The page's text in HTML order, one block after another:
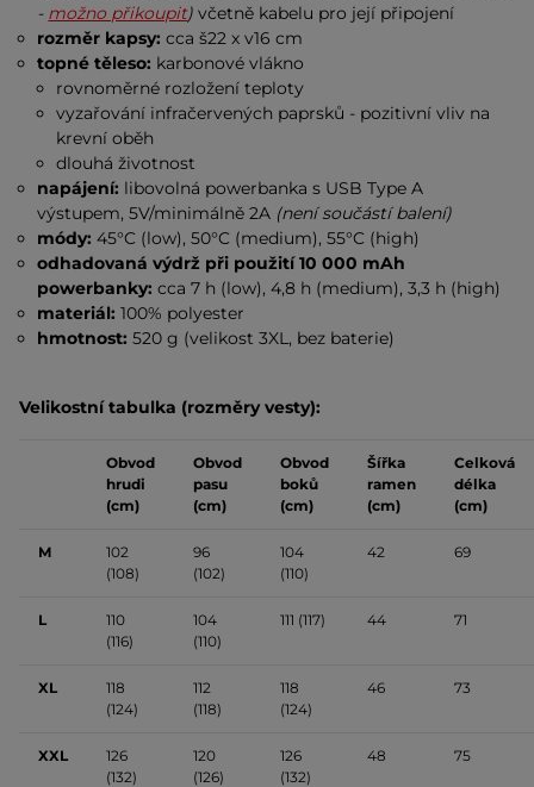
- možno přikoupit) včetně kabelu pro její připojení
rozměr kapsy: cca š22 x v16 cm
topné těleso: karbonové vlákno
rovnoměrné rozložení teploty
vyzařování infračervených paprsků - pozitivní vliv na
krevní oběh
dlouhá životnost
napájení: libovolná powerbanka s USB Type A
výstupem, 5V/minimálně 2A (není součástí balení)
módy:45°C (low), 50°C (medium), 55°C (high)
odhadovaná výdrž při použití 10 000 mAh
powerbanky: cca 7 h (low), 4,8 h (medium), 3,3 h (high)
materiál:100% polyester
hmotnost:520 g (velikost 3XL, bez baterie)
Velikostní tabulka (rozměry vesty):
Obvod
hrudi
(cm)
Obvod
pasu
(cm)
Obvod
boků
(cm)
Šířka
ramen
(cm)
Celková
délka
(cm)
M
102
(108)
96
(102)
104
(110)
42 69
L
110
(116)
104
(110)
111 (117) 44 71
XL
118
(124)
112
(118)
118
(124)
46 73
XXL
126
(132)
120
(126)
126
(132)
48 75